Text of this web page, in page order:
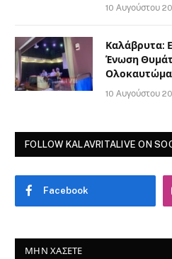
10 Αυγούστου
Καλάβρυτα:
Ένωση
10 Αυγούστου
FOLLOW KALAVRITALIVE ON
Facebook
ΜΗΝ ΧΆΣΕΤΕ